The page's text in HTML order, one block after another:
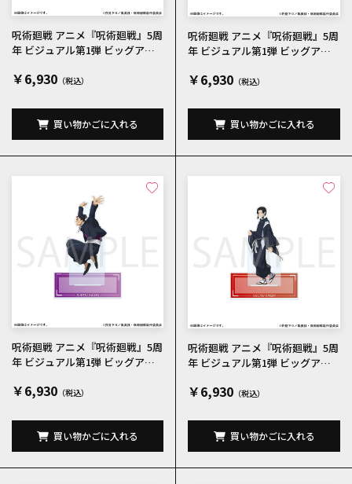
呪術廻戦 アニメ『呪術廻戦』5周
年 ビジュアル第1弾 ビッグアク
￥6,930
買い物かごに入れる
呪術廻戦 アニメ『呪術廻戦』5周
年 ビジュアル第1弾 ビッグアク
￥6,930
買い物かごに入れる
呪術廻戦 アニメ『呪術廻戦』5周
年 ビジュアル第1弾 ビッグアク
￥6,930
買い物かごに入れる
呪術廻戦 アニメ『呪術廻戦』5周
年 ビジュアル第1弾 ビッグアク
￥6,930
買い物かごに入れる